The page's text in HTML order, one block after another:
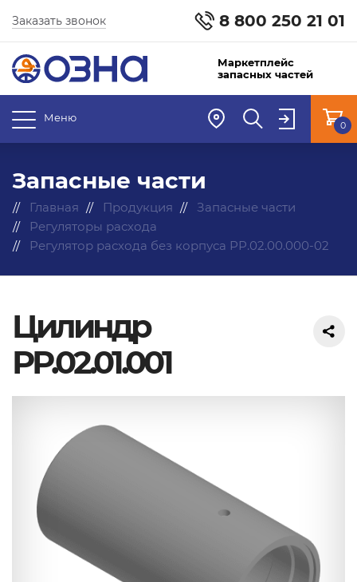
8 800 250 21 01
Заказать звонок
Маркетплейс
запасных частей
Меню
0
Запасные части
Главная Продукция
Запасные части
Регуляторы расхода
Регулятор расхода без корпуса РР.02.00.000-02
Цилиндр
РР.02.01.001